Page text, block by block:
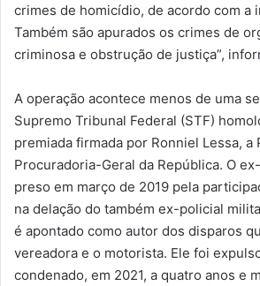
crimes de homicídio, de acordo com a
Também são apurados os crimes de
criminosa e obstrução de justiça”,
A operação acontece menos de uma
Supremo Tribunal Federal (STF)
premiada firmada por Ronniel Lessa, a
Procuradoria-Geral da República. O
preso em março de 2019 pela
na delação do também ex-policial
é apontado como autor dos disparos
vereadora e o motorista. Ele foi
condenado, em 2021, a quatro anos e